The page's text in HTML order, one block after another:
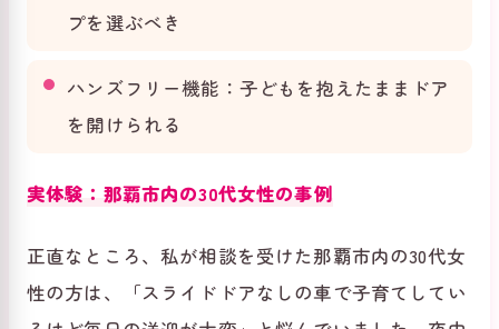
プを選ぶべき
ハンズフリー機能：子どもを抱えたままドア
を開けられる
実体験：那覇市内の30代女性の事例
正直なところ、私が相談を受けた那覇市内の30代女
性の方は、「スライドドアなしの車で子育てしてい